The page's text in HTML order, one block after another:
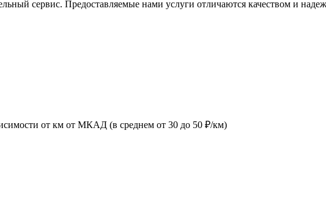
сервис. Предоставляемые нами услуги отличаются качеством и
от км от МКАД (в среднем от 30 до 50 ₽/км)